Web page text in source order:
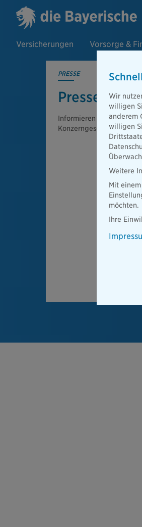
Versicherungen Vorsorge &
PRESSE
Informieren Sie sich hier
Konzerngesellschaften
Wir
willigen
anderem
willigen
Weitere
Mit
möchten.
Ihre